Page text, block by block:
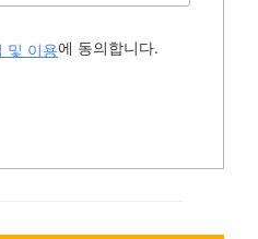
및 이용에 동의합니다.